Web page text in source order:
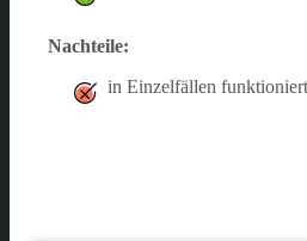
Nachteile:
in Einzelfällen